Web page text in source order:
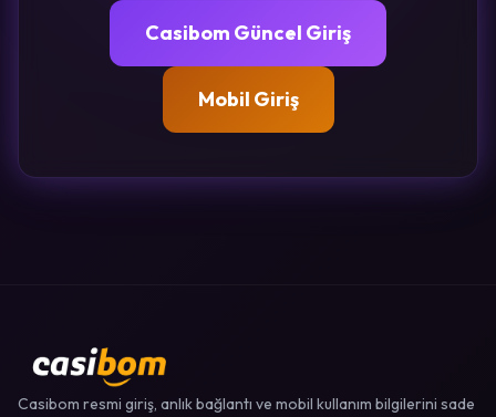
Casibom Güncel Giriş
Mobil Giriş
Casibom resmi giriş, anlık bağlantı ve mobil kullanım bilgilerini sade